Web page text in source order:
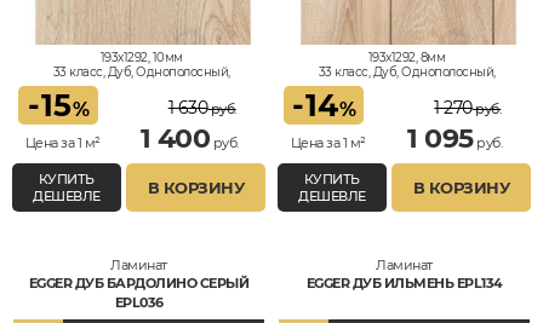
193x1292, 10мм
33 класс, Дуб, Однополосный,
-15%
Цена за 1 м²
1 630руб.
1 400 руб.
КУПИТЬ
ДЕШЕВЛЕ
В КОРЗИНУ
193x1292, 8мм
33 класс, Дуб, Однополосный,
-14%
Цена за 1 м²
1 270руб.
1 095руб.
КУПИТЬ
ДЕШЕВЛЕ
В КОРЗИНУ
Ламинат
EGGER ДУБ БАРДОЛИНО СЕРЫЙ
EPL036
Ламинат
EGGER ДУБ ИЛЬМЕНЬ EPL134